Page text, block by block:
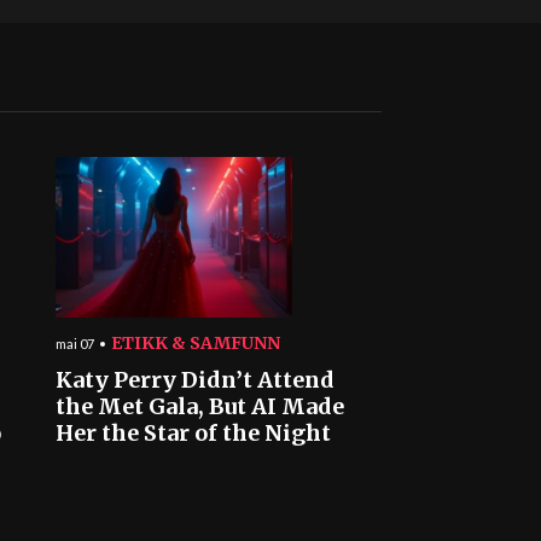
mai 07 ETIKK & SAMFUNN
Katy Perry Didn’t Attend
the Met Gala, But AI Made
Her the Star of the Night